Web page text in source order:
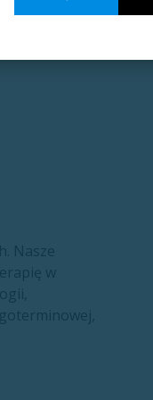
Nasze
w